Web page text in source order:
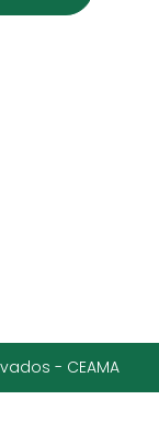
- CEAMA